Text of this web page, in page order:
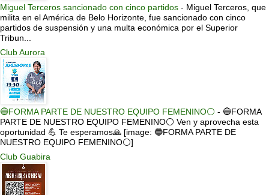
Miguel Terceros sancionado con cinco partidos - Miguel Terceros, que
milita en el América de Belo Horizonte, fue sancionado con cinco
partidos de suspensión y una multa económica por el Superior
Tribun...
Club Aurora
🔵FORMA PARTE DE NUESTRO EQUIPO FEMENINO⚪ - 🔵FORMA
PARTE DE NUESTRO EQUIPO FEMENINO⚪ Ven y aprovecha esta
oportunidad 💪 Te esperamos🙏 [image: 🔵FORMA PARTE DE
NUESTRO EQUIPO FEMENINO⚪]
Club Guabira